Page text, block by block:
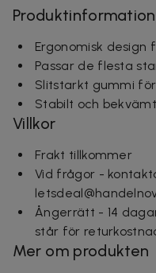
Produktinformation
Ergonomisk
Passar de flesta
Slitstarkt gummi
Stabilt och
Villkor
Frakt tillkommer
Vid frågor -
Ångerrätt - 14
står för
Mer om produkten